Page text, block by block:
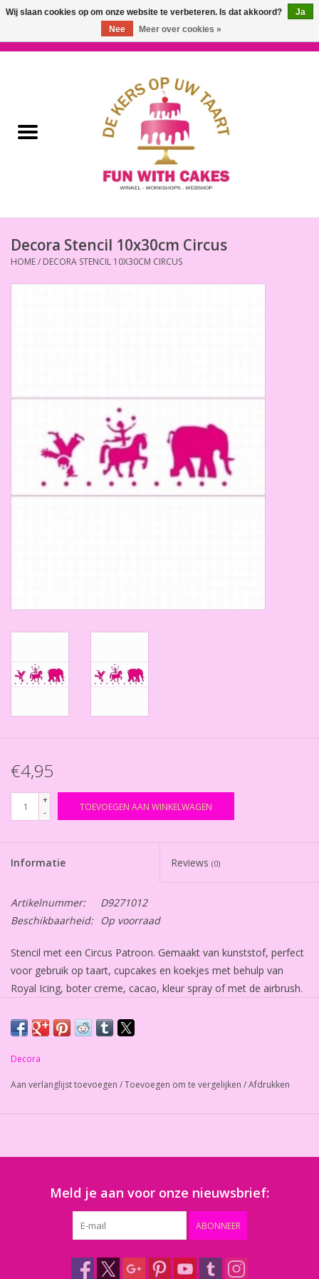
Workshops & Cursussen
Decoreer Gereedschap
Cindy's Favorieten
Cadeaubonnen
Decora Stencil 10x30cm Circus
HOME/ DECORA STENCIL 10X30CM CIRCUS
€4,95
+
-
TOEVOEGEN AAN WINKELWAGEN
Informatie Reviews (0)
Artikelnummer:
D9271012
Beschikbaarheid:
Op voorraad
Stencil met een Circus Patroon. Gemaakt van kunststof, perfect
voor gebruik op taart, cupcakes en koekjes met behulp van
Royal Icing, boter creme, cacao, kleur spray of met de airbrush.
Decora
Aan verlanglijst toevoegen /Toevoegen om te vergelijken /Afdrukken
Meld je aan voor onze nieuwsbrief:
ABONNEER
Wij slaan cookies op om onze website te verbeteren. Is dat akkoord?
Ja
Nee
Meer over cookies »